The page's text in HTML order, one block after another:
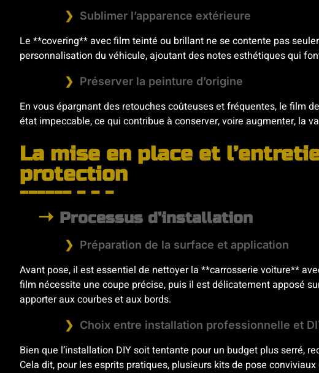
Sublimer l’apparence extérieure
Le **covering** avec film teinté ou brillant ne se contente pas
personnalisation du véhicule, ajoutant des notes esthétiques qui
Préserver la peinture d’origine
En vous épargnant des retouches coûteuses et fréquentes, le film
état impeccable, ce qui contribue à conserver, voire augmenter, la
La mise en place et
protection
Processus d’installation
Préparation de la surface et application
Avant pose, il est essentiel de nettoyer la **carrosserie voiture**
film nécessite une coupe précise, puis il est délicatement apposé
apporter aux courbes et aux bords.
Choix entre installation professionnelle et
Bien que l’installation DIY soit tentante pour un budget plus serré,
Cela dit, pour les esprits pratiques, plusieurs kits de pose